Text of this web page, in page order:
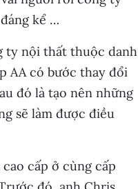
kể …
ty nội thất thuộc danh
AA có bước thay đổi
đó là tạo nên những
sẽ làm được điều
cấp ở cùng cấp